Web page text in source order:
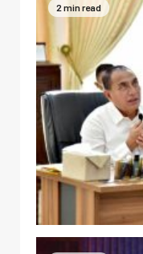
2 min read